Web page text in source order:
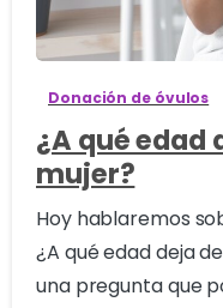
Donación de óvulos
¿A qué edad
mujer?
Hoy hablaremos
¿A qué edad deja
una pregunta que